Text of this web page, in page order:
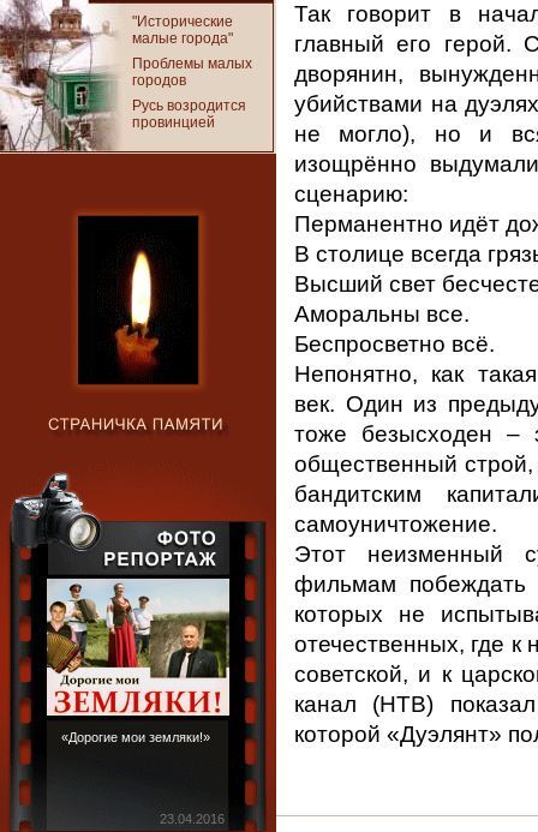
"Исторические
малые города"
Проблемы малых
городов
Русь возродится
провинцией
«Дорогие мои земляки!»
23.04.2016
Так говорит в
главный его герой.
дворянин,
убийствами на
не могло), но и
изощрённо
сценарию:
Перманентно идёт
В столице всегда
Высший свет
Аморальны все.
Беспросветно всё.
Непонятно, как
век. Один из
тоже безысходен –
общественный
бандитским
самоуничтожение.
Этот неизменный
фильмам
которых не
отечественных, где
советской, и к
канал (НТВ)
которой «Дуэлянт»